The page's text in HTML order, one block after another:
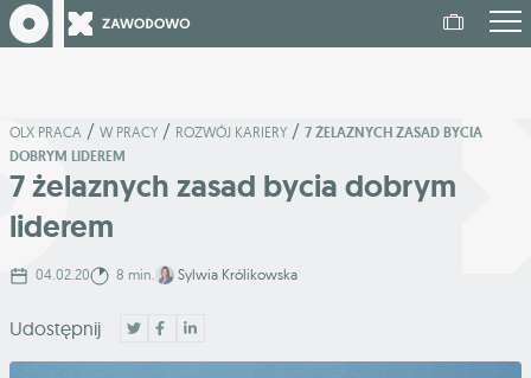
OLX PRACA / W PRACY / ROZWÓJ KARIERY / 7 ŻELAZNYCH ZASAD BYCIA
DOBRYM LIDEREM
7 żelaznych zasad bycia dobrym
liderem
04.02.20 8 min. Sylwia Królikowska
Udostępnij